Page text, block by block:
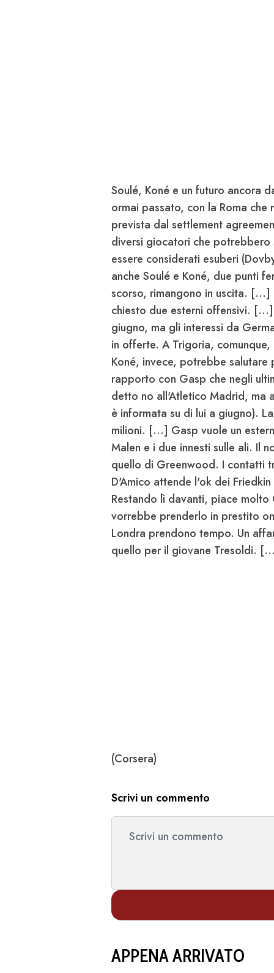
Soulé, Koné e un futuro ancora
ormai passato, con la Roma
prevista dal settlement
diversi giocatori che
essere considerati esuberi (
anche Soulé e Koné, due punti
scorso, rimangono in uscita.
chiesto due esterni offensivi.
giugno, ma gli interessi da
in offerte. A Trigoria,
Koné, invece, potrebbe salutare
rapporto con Gasp che negli
detto no all'Atletico Madrid, ma
è informata su di lui a giugno).
milioni. [...] Gasp vuole un
Malen e i due innesti sulle ali. Il
quello di Greenwood. I contatti
D'Amico attende l'ok dei
Restando lì davanti, piace molto
vorrebbe prenderlo in prestito
Londra prendono tempo. Un
quello per il giovane Tresoldi.
(Corsera)
Scrivi un commento
APPENA ARRIVATO